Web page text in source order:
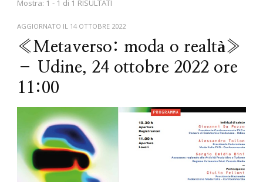
Mostra: 1 - 1 di 1 RISULTATI
AGGIORNATO IL 14 OTTOBRE 2022
«Metaverso: moda o realtà»
– Udine, 24 ottobre 2022 ore
11:00